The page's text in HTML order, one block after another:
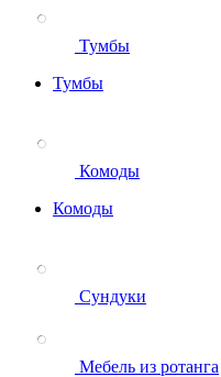
Тумбы
Тумбы
Комоды
Комоды
Сундуки
Мебель из ротанга